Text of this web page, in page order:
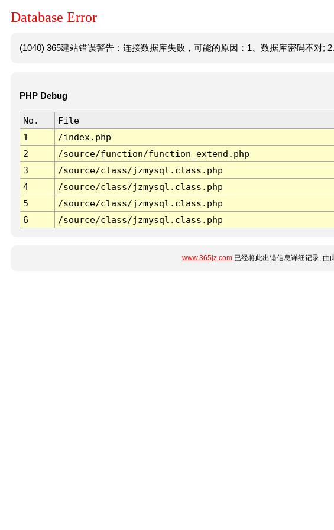
Database Error
(1040) 365建站错误警告：连接数据库失败，可能的原因：1、数据库密码不对; 2
PHP Debug
No. File
1
/index.php
2
/source/function/function_extend.php
3
/source/class/jzmysql.class.php
4
/source/class/jzmysql.class.php
5
/source/class/jzmysql.class.php
6
/source/class/jzmysql.class.php
www.365jz.com已经将此出错信息详细记录, 由